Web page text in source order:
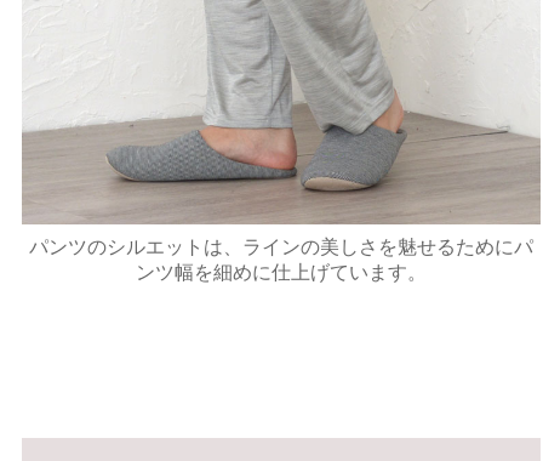
パンツのシルエットは、ラインの美しさを魅せるためにパ
ンツ幅を細めに仕上げています。